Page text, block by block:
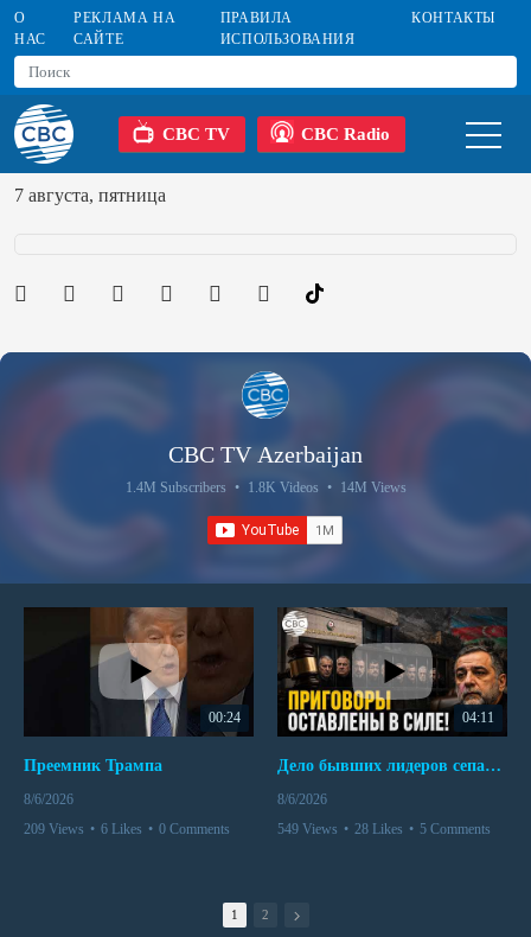
О
НАС
РЕКЛАМА НА
САЙТЕ
ПРАВИЛА
ИСПОЛЬЗОВАНИЯ
КОНТАКТЫ
CBC TV CBC Radio
7 августа, пятница
CBC TV Azerbaijan
1.4M Subscribers • 1.8K Videos • 14M Views
00:24
Преемник Трампа
8/6/2026
209 Views • 6 Likes • 0 Comments
04:11
Дело бывших лидеров сепаратистского режима в Карабахе
8/6/2026
549 Views • 28 Likes • 5 Comments
1 2